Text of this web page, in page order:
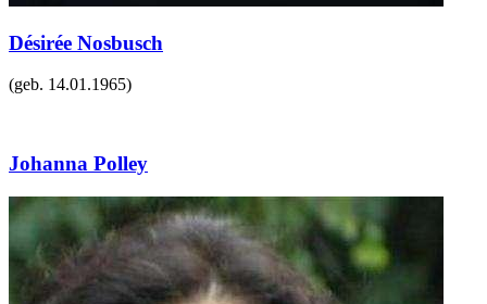
Désirée Nosbusch
(geb. 14.01.1965)
Johanna Polley